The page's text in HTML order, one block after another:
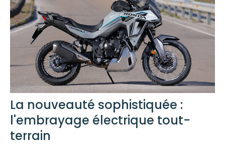
La nouveauté sophistiquée :
l'embrayage électrique tout-
terrain